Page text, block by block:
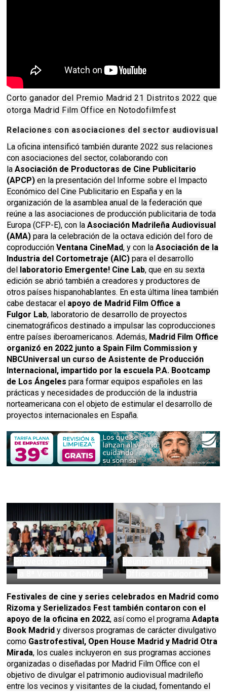
Corto ganador del Premio Madrid 21 Distritos 2022 que
otorga Madrid Film Office en Notodofilmfest
Relaciones con asociaciones del sector audiovisual
La oficina intensificó también durante 2022 sus relaciones
con asociaciones del sector, colaborando con
laAsociación de Productoras de Cine Publicitario
(APCP) en la presentación del Informe sobre el Impacto
Económico del Cine Publicitario en España y en la
organización de la asamblea anual de la federación que
reúne a las asociaciones de producción publicitaria de toda
Europa (CFP-E), con laAsociación Madrileña Audiovisual
(AMA)para la celebración de la octava edición del foro de
coproducción Ventana CineMad, y con laAsociación de la
Industria del Cortometraje (AIC) para el desarrollo
del laboratorio Emergente! Cine Lab, que en su sexta
edición se abrió también a creadores y productores de
otros países hispanohablantes. En esta última línea también
cabe destacar el apoyo de Madrid Film Office a
Fulgor Lab, laboratorio de desarrollo de proyectos
cinematográficos destinado a impulsar las coproducciones
entre países iberoamericanos. Además, Madrid Film Office
organizó en 2022 junto a Spain Film Commission y
NBCUniversal un curso de Asistente de Producción
Internacional, impartido por la escuela P.A. Bootcamp
de Los Ángeles para formar equipos españoles en las
prácticas y necesidades de producción de la industria
norteamericana con el objeto de estimular el desarrollo de
proyectos internacionales en España.
Proyectos ganadores en
Reunión en Madrid Film
Office con Fulgor Lab
Festivales de cine y series celebrados en Madrid como
Rizoma y Serielizados Fest también contaron con el
apoyo de la oficina en 2022, así como el programaAdapta
Book Madridy diversos programas de carácter divulgativo
como Gastrofestival, Open House Madrid y Madrid Otra
Mirada, los cuales incluyeron en sus programas acciones
organizadas o diseñadas por Madrid Film Office con el
objetivo de divulgar el patrimonio audiovisual madrileño
entre los vecinos y visitantes de la ciudad, fomentando el